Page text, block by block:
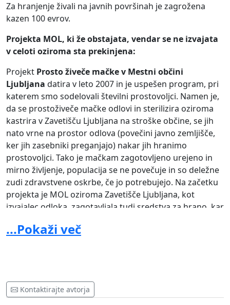
Za hranjenje živali na javnih površinah je zagrožena
kazen 100 evrov.
Projekta MOL, ki že obstajata, vendar se ne izvajata
v celoti oziroma sta prekinjena:
Projekt Prosto živeče mačke v Mestni občini
Ljubljana datira v leto 2007 in je uspešen program, pri
katerem smo sodelovali številni prostovoljci. Namen je,
da se prostoživeče mačke odlovi in sterilizira oziroma
kastrira v Zavetišču Ljubljana na stroške občine, se jih
nato vrne na prostor odlova (povečini javno zemljišče,
ker jih zasebniki preganjajo) nakar jih hranimo
prostovoljci. Tako je mačkam zagotovljeno urejeno in
mirno življenje, populacija se ne povečuje in so deležne
zudi zdravstvene oskrbe, če jo potrebujejo. Na začetku
projekta je MOL oziroma Zavetišče Ljubljana, kot
izvajalec odloka, zagotavljala tudi sredstva za hrano, kar
svojimi sredstvi. Nov odlok nam onemogoča hranjenje
nemogoč položaj.
Zahtevamo, da se ta projekt še naprej izvaja v celoti,
...Pokaži več
Kontaktirajte avtorja